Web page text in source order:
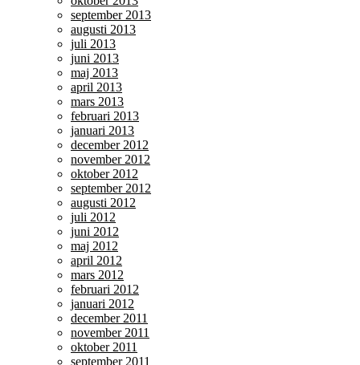
september 2013
augusti 2013
juli 2013
juni 2013
maj 2013
april 2013
mars 2013
februari 2013
januari 2013
december 2012
november 2012
oktober 2012
september 2012
augusti 2012
juli 2012
juni 2012
maj 2012
april 2012
mars 2012
februari 2012
januari 2012
december 2011
november 2011
oktober 2011
september 2011